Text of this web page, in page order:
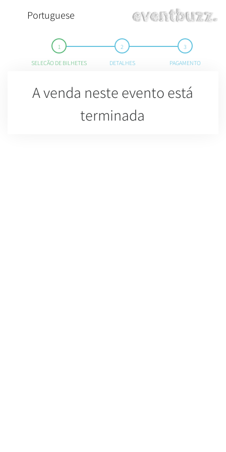
Portuguese
SELEÇÃO DE BILHETES DETALHES PAGAMENTO
A venda neste evento está
terminada